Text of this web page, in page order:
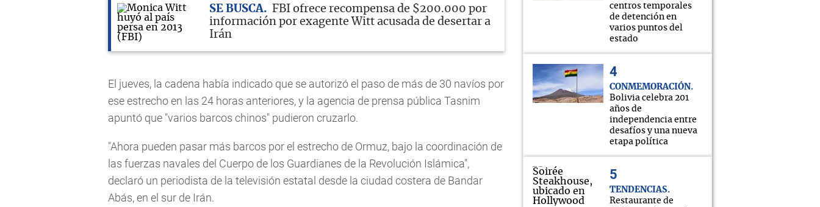
SE BUSCA
FBI ofrece recompensa de $200.000 por
información por exagente Witt acusada de desertar a
Irán
El jueves, la cadena había indicado que se autorizó el paso de más de 30 navíos por
ese estrecho en las 24 horas anteriores, y la agencia de prensa pública Tasnim
apuntó que "varios barcos chinos" pudieron cruzarlo.
"Ahora pueden pasar más barcos por el estrecho de Ormuz, bajo la coordinación de
las fuerzas navales del Cuerpo de los Guardianes de la Revolución Islámica",
declaró un periodista de la televisión estatal desde la ciudad costera de Bandar
Abás, en el sur de Irán.
centros temporales
de detención en
varios puntos del
estado
CONMEMORACIÓN
Bolivia celebra 201
años de
independencia entre
desafíos y una nueva
etapa política
TENDENCIAS
Restaurante de